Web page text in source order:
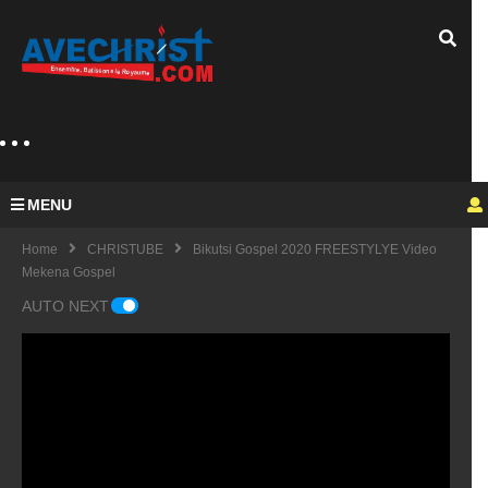
MENU
Home CHRISTUBE
Bikutsi Gospel 2020 FREESTYLYE Video
Mekena Gospel
AUTO NEXT